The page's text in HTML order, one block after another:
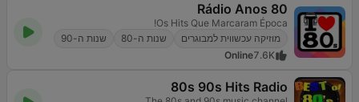
Rádio Anos 80
Os Hits Que Marcaram Época!
מוזיקה עכשווית למבוגרים
שנות ה-80
שנות ה-90
7.6K
Online
80s 90s Hits Radio